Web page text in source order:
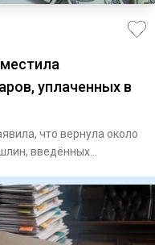
уплаченных в
что вернула около
введённых